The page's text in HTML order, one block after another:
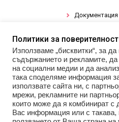
Документация
Гел
Декорации
Политики за
Използваме „бисквитки“, за
съдържанието и рекламите,
на социални медии и да
така споделяме информация
използвате сайта ни, с
мрежи, рекламните ни
които може да я комбинират с
Вас информация или с такава,